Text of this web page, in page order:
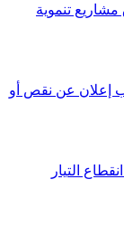
تنموية
إعلان عن نقص أو
التيار